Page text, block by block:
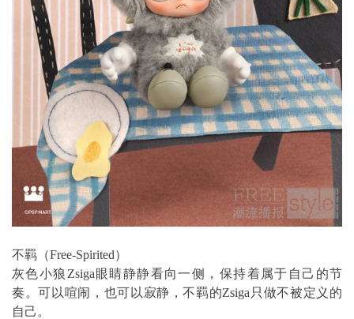
不羁（Free-Spirited）
灰色小狼Zsiga眼睛静静看向一侧，保持着属于自己的节
奏。可以喧闹，也可以寂静，不羁的Zsiga只做不被定义的
自己。